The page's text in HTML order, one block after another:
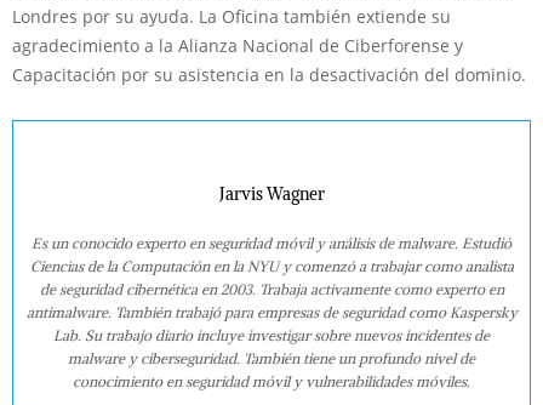
Londres por su ayuda. La Oficina también extiende su
agradecimiento a la Alianza Nacional de Ciberforense y
Capacitación por su asistencia en la desactivación del dominio.
Jarvis Wagner
Es un conocido experto en seguridad móvil y análisis de malware. Estudió
Ciencias de la Computación en la NYU y comenzó a trabajar como analista
de seguridad cibernética en 2003. Trabaja activamente como experto en
antimalware. También trabajó para empresas de seguridad como Kaspersky
Lab. Su trabajo diario incluye investigar sobre nuevos incidentes de
malware y ciberseguridad. También tiene un profundo nivel de
conocimiento en seguridad móvil y vulnerabilidades móviles.